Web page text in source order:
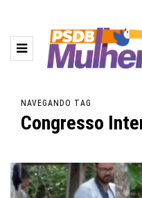
NAVEGANDO TAG
Congresso